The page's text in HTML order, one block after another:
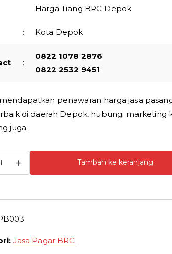
Harga Tiang BRC Depok
: Kota Depok
:
0822 1078 2876
0822 2532 9451
penawaran harga jasa
di daerah Depok, hubungi marketing
juga.
+ Tambah ke keranjang
Jasa Pagar BRC